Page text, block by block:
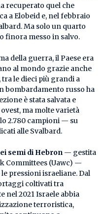
recuperato quel che
a Elobeid e, nel febbraio
Ma solo un quarto
finora messo in salvo.
della guerra, il Paese era
al mondo grazie anche
tra le dieci più grandi a
bombardamento russo ha
è stata salvata e
ma molte varietà
2.780 campioni — su
alle Svalbard.
semi di Hebron — gestita
Committees (Uawc) —
pressioni israeliane. Dal
coltivati tra
nel 2021 Israele abbia
terroristica,